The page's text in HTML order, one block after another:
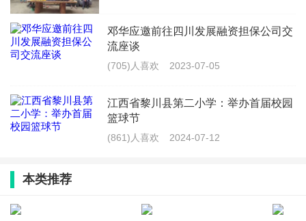
李爱军,河北省正定县德宝轩书画艺苑创始人;河北省礼规文化发
中华传统礼规学传承人;中国传统文化促进会理事;中国非物质文化遗
邓华应邀前往四川发展融资担保公司交
流座谈
(705)人喜欢 2023-07-05
江西省黎川县第二小学：举办首届校园
篮球节
(861)人喜欢 2024-07-12
本类推荐